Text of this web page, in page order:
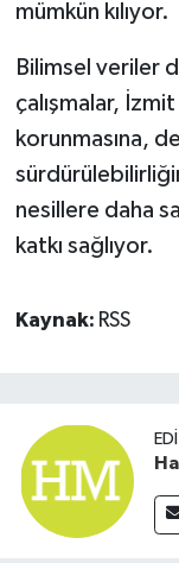
mümkün kılıyor.
Bilimsel veriler
çalışmalar,
korunmasına,
nesillere daha
katkı sağlıyor.
Kaynak: RSS